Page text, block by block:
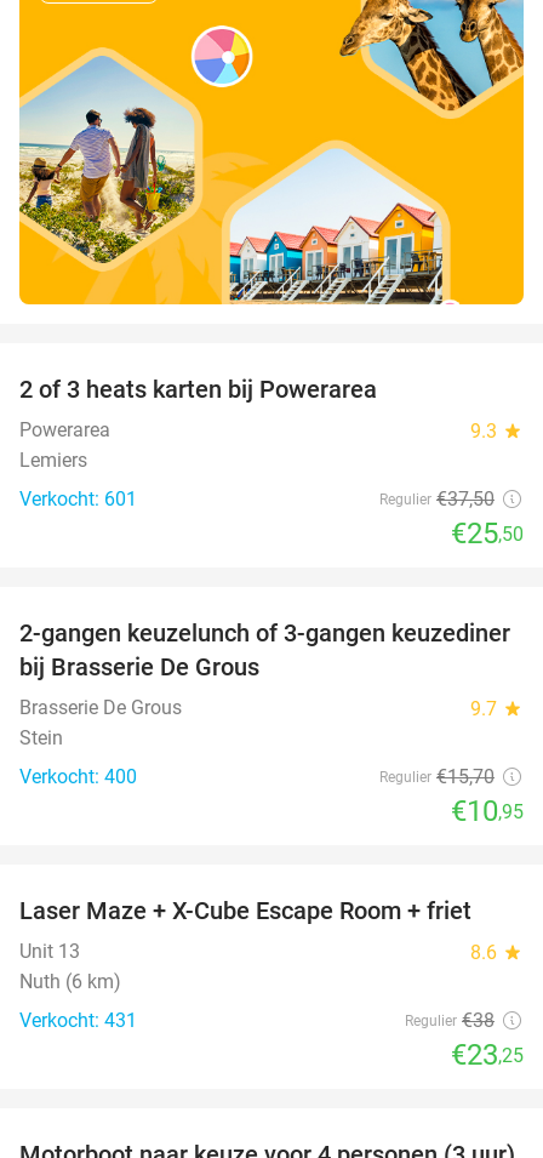
2 of 3 heats karten bij Powerarea
Powerarea 9.3 star
Lemiers
Verkocht: 601
Regulier €37,50
€25,50
30%
2-gangen keuzelunch of 3-gangen keuzediner
bij Brasserie De Grous
Brasserie De Grous 9.7 star
Stein
Verkocht: 400
Regulier €15,70
€10,95
39%
Laser Maze + X-Cube Escape Room + friet
Unit 13 8.6 star
Nuth (6 km)
Verkocht: 431
Regulier €38
€23,25